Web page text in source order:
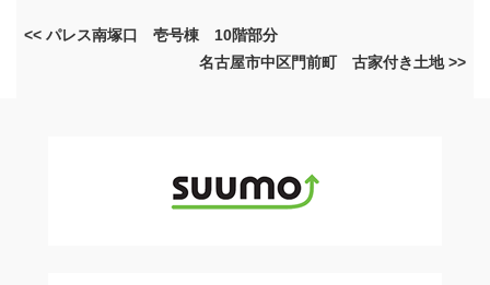
<< パレス南塚口 壱号棟 10階部分
名古屋市中区門前町 古家付き土地 >>